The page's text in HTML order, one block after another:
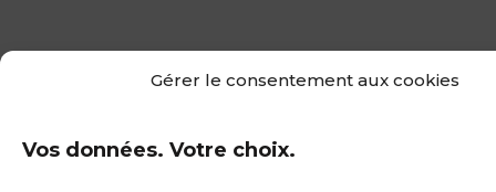
Gérer le consentement aux cookies
Vos données. Votre choix.